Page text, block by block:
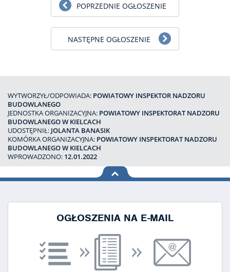
POPRZEDNIE OGŁOSZENIE
NASTĘPNE OGŁOSZENIE
WYTWORZYŁ/ODPOWIADA: POWIATOWY INSPEKTOR NADZORU
BUDOWLANEGO
JEDNOSTKA ORGANIZACYJNA: POWIATOWY INSPEKTORAT NADZORU
BUDOWLANEGO W KIELCACH
UDOSTĘPNIŁ: JOLANTA BANASIK
KOMÓRKA ORGANIZACYJNA: POWIATOWY INSPEKTORAT NADZORU
BUDOWLANEGO W KIELCACH
WPROWADZONO: 12.01.2022
na górę
OGŁOSZENIA NA E-MAIL